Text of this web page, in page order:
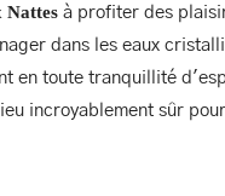
Nattes à profiter des
dans les eaux
en toute tranquillité
incroyablement sûr